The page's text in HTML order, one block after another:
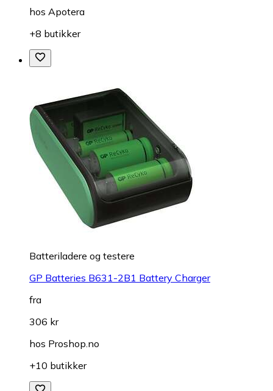
hos Apotera
+8 butikker
Batteriladere og testere
GP Batteries B631-2B1 Battery Charger
fra
306 kr
hos Proshop.no
+10 butikker